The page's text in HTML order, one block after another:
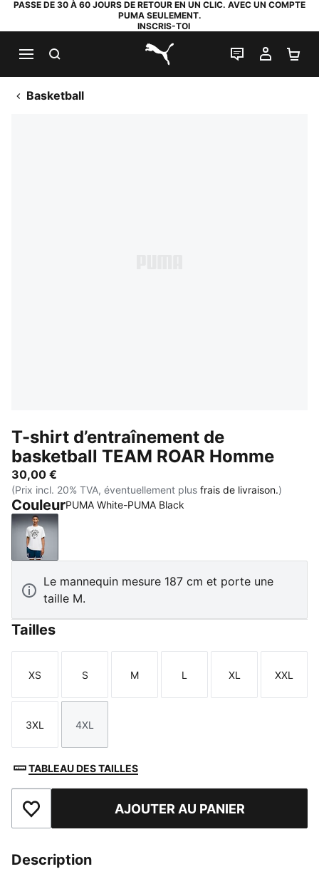
PASSE DE 30 À 60 JOURS DE RETOUR EN UN CLIC. AVEC UN COMPTE
PUMA SEULEMENT.
INSCRIS-TOI
PUMA.com
LIVE CHAT
MON
Basketball
T-shirt d’entraînement de
basketball TEAM ROAR Homme
30,00 €
(Prix incl. 20% TVA, éventuellement plus frais de livraison.)
CouleurPUMA White-PUMA Black
PUMA White-PUMA Black
Le mannequin mesure 187 cm et porte une
taille M.
Tailles
Taille
XS
Taille
S
Taille
M
Taille
L
Taille
XL
Taille
XXL
Taille
3XL
Taille
4XL
TABLEAU DES TAILLES
Ajouter aux favorisAJOUTER AU PANIER
Description